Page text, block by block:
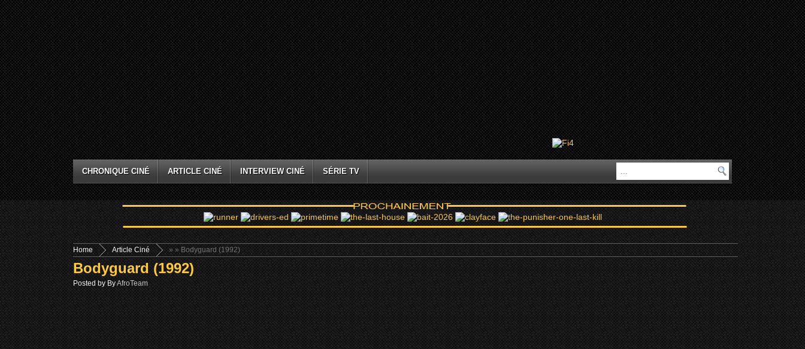
CHRONIQUE CINÉ ARTICLE CINÉ INTERVIEW CINÉ SÉRIE TV
Home »
Article Ciné » Bodyguard (1992)
Bodyguard (1992)
Posted by ByAfroTeam